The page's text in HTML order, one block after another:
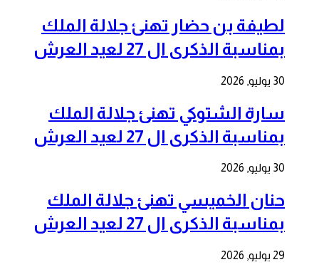
لطيفة بن حضار تهنئ جلالة الملك
بمناسبة الذكرى ال 27 لعيد العرش
30 يوليو, 2026
سارة الشتوكي تهنئ جلالة الملك
بمناسبة الذكرى ال 27 لعيد العرش
30 يوليو, 2026
حنان الخميسي تهنئ جلالة الملك
بمناسبة الذكرى ال 27 لعيد العرش
29 يوليو, 2026